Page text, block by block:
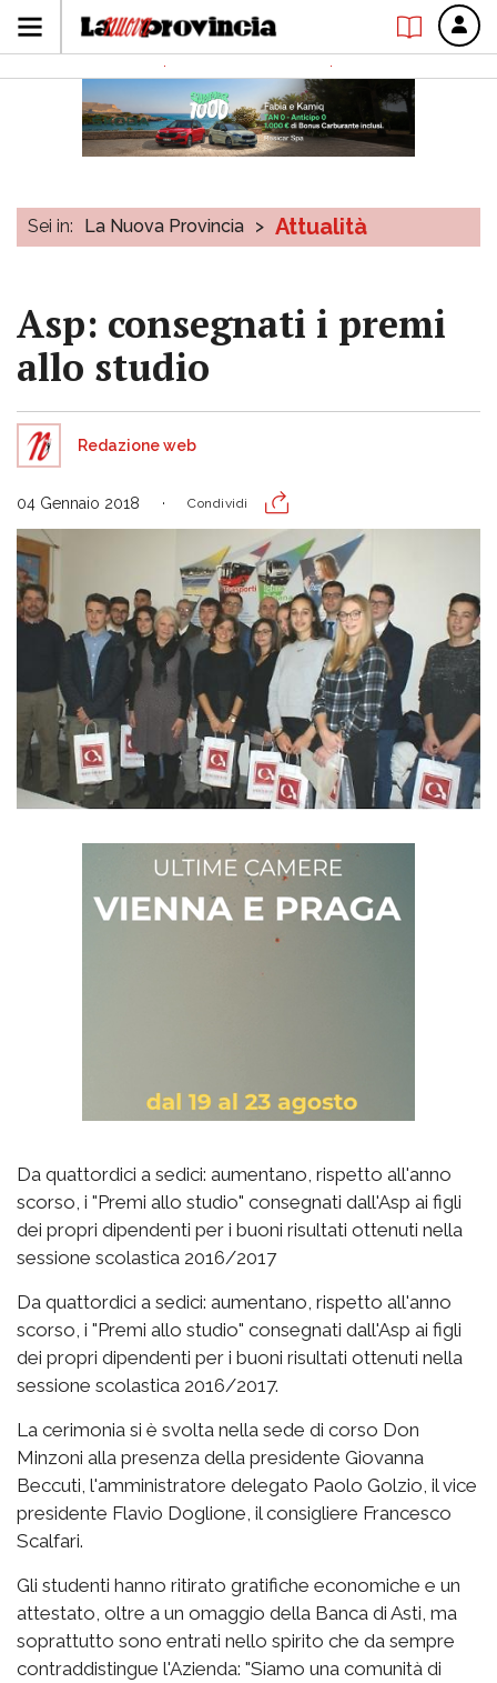
Sei in: La Nuova Provincia > Attualità
Asp: consegnati i premi
allo studio
Redazione web
04 Gennaio 2018 Condividi
Da quattordici a sedici: aumentano, rispetto all'anno
scorso, i "Premi allo studio" consegnati dall'Asp ai figli
dei propri dipendenti per i buoni risultati ottenuti nella
sessione scolastica 2016/2017
Da quattordici a sedici: aumentano, rispetto all'anno
scorso, i "Premi allo studio" consegnati dall'Asp ai figli
dei propri dipendenti per i buoni risultati ottenuti nella
sessione scolastica 2016/2017.
La cerimonia si è svolta nella sede di corso Don
Minzoni alla presenza della presidente Giovanna
Beccuti, l'amministratore delegato Paolo Golzio, il vice
presidente Flavio Doglione, il consigliere Francesco
Scalfari.
Gli studenti hanno ritirato gratifiche economiche e un
attestato, oltre a un omaggio della Banca di Asti, ma
soprattutto sono entrati nello spirito che da sempre
contraddistingue l'Azienda: "Siamo una comunità di